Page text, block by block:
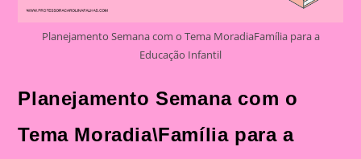
Planejamento Semana com o Tema MoradiaFamília para a
Educação Infantil
Planejamento Semana com o
Tema Moradia\Família para a